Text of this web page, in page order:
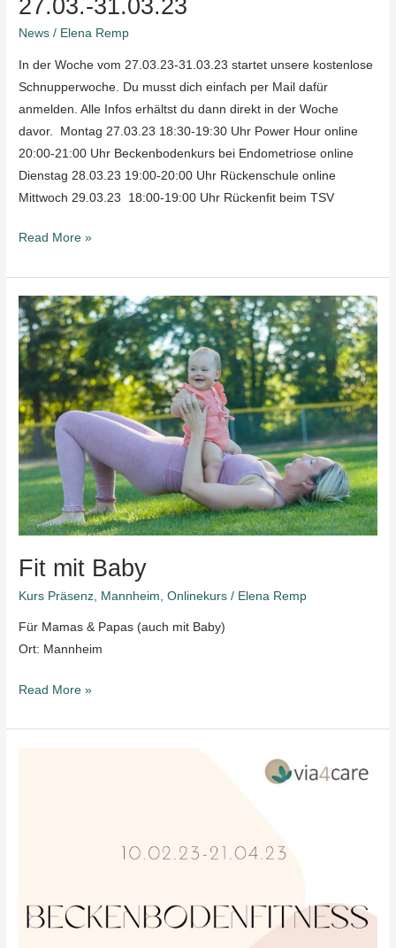
News / Elena Remp
In der Woche vom 27.03.23-31.03.23 startet unsere kostenlose
Schnupperwoche. Du musst dich einfach per Mail dafür
anmelden. Alle Infos erhältst du dann direkt in der Woche
davor. Montag 27.03.23 18:30-19:30 Uhr Power Hour online
20:00-21:00 Uhr Beckenbodenkurs bei Endometriose online
Dienstag 28.03.23 19:00-20:00 Uhr Rückenschule online
Mittwoch 29.03.23 18:00-19:00 Uhr Rückenfit beim TSV
Read More »
Fit mit Baby
Kurs Präsenz Mannheim ,Onlinekurs / Elena Remp
Für Mamas & Papas (auch mit Baby)
Ort: Mannheim
Fit
mit
Baby
Read More »